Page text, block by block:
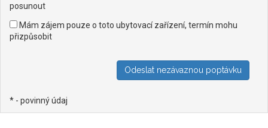
posunout
Mám zájem pouze o toto ubytovací zařízení, termín mohu
přizpůsobit
* - povinný údaj